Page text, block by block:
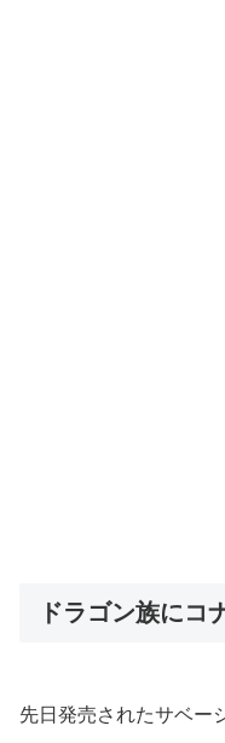
ドラゴン族にコ
先日発売されたサベー